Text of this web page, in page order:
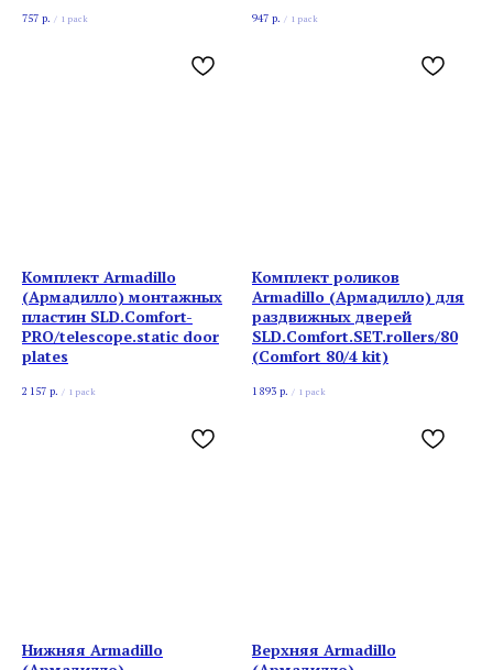
757 р. / 1 pack 947 р. / 1 pack
Комплект Armadillo
(Армадилло) монтажных
пластин SLD.Comfort-
PRO/telescope.static door
plates
2 157 р. / 1 pack
Комплект роликов
Armadillo (Армадилло) для
раздвижных дверей
SLD.Comfort.SET.rollers/80
(Comfort 80/4 kit)
1 893 р. / 1 pack
Нижняя Armadillo
Верхняя Armadillo